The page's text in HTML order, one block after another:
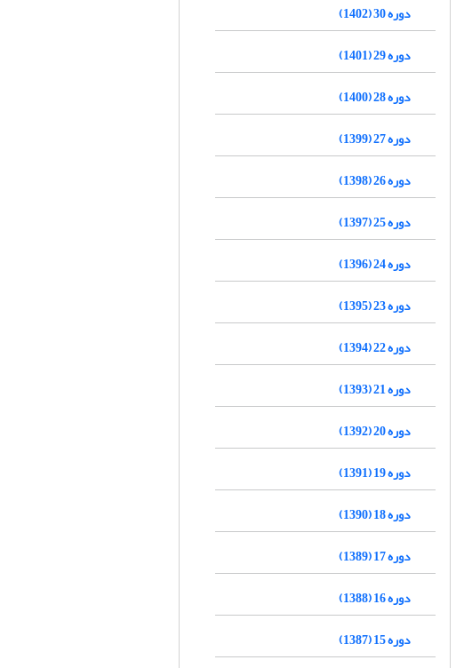
دوره 30 (1402)
دوره 29 (1401)
دوره 28 (1400)
دوره 27 (1399)
دوره 26 (1398)
دوره 25 (1397)
دوره 24 (1396)
دوره 23 (1395)
دوره 22 (1394)
دوره 21 (1393)
دوره 20 (1392)
دوره 19 (1391)
دوره 18 (1390)
دوره 17 (1389)
دوره 16 (1388)
دوره 15 (1387)